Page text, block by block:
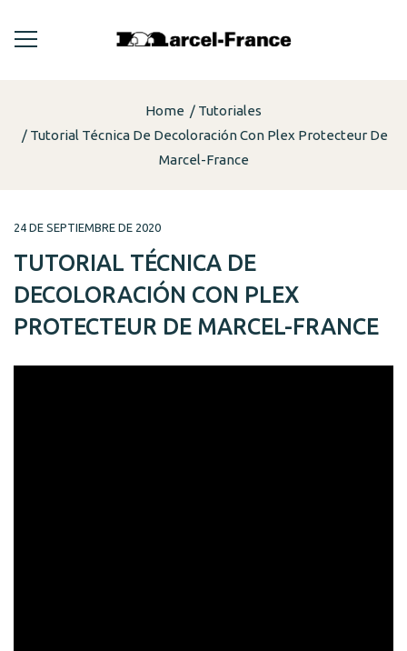
Home
Tutoriales
Tutorial Técnica De Decoloración Con Plex Protecteur De
Marcel-France
24 DE SEPTIEMBRE DE 2020
TUTORIAL TÉCNICA DE
DECOLORACIÓN CON PLEX
PROTECTEUR DE MARCEL-FRANCE